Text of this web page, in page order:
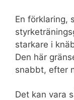
En förklaring,
starkare i
Den här
snabbt, efter
Det kan vara